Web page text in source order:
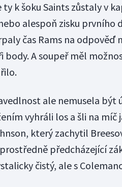
ty k šoku Saints zůstaly v
alespoň zisku prvního
čas Rams na
body. A soupeř měl
ale nemusela být
vyhráli los a šli na míč
který zachytil
předcházející
čistý, ale s